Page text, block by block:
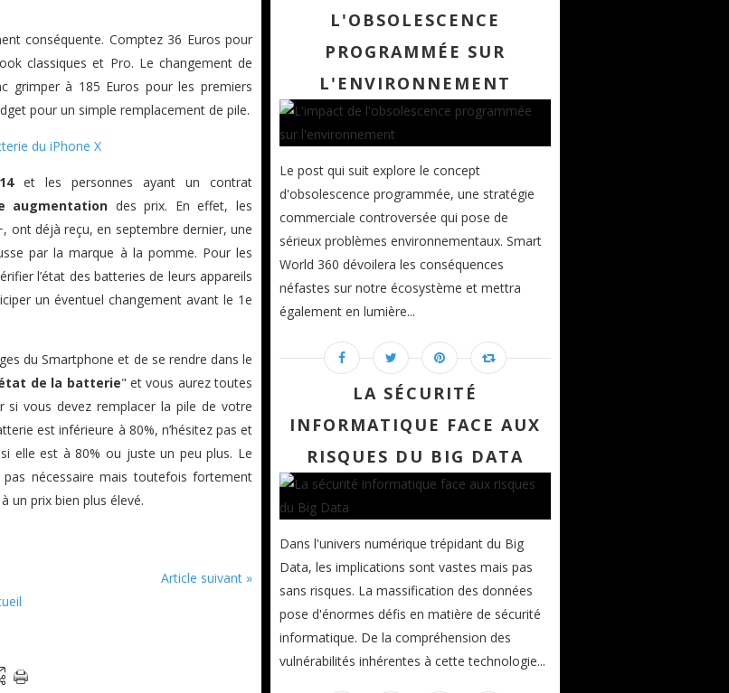
conséquente. Comptez 36 Euros pour
classiques et Pro. Le changement de
grimper à 185 Euros pour les premiers
pour un simple remplacement de pile.
du iPhone X
et les personnes ayant un contrat
augmentation des prix. En effet, les
ont déjà reçu, en septembre dernier, une
par la marque à la pomme. Pour les
l’état des batteries de leurs appareils
un éventuel changement avant le 1e
du Smartphone et de se rendre dans le
de la batterie" et vous aurez toutes
vous devez remplacer la pile de votre
est inférieure à 80%, n’hésitez pas et
elle est à 80% ou juste un peu plus. Le
pas nécessaire mais toutefois fortement
un prix bien plus élevé.
Article suivant »
L'OBSOLESCENCE
PROGRAMMÉE SUR
L'ENVIRONNEMENT
Le post qui suit explore le concept
d'obsolescence programmée, une stratégie
commerciale controversée qui pose de
sérieux problèmes environnementaux. Smart
World 360 dévoilera les conséquences
néfastes sur notre écosystème et mettra
également en lumière...
LA SÉCURITÉ
INFORMATIQUE FACE AUX
RISQUES DU BIG DATA
Dans l'univers numérique trépidant du Big
Data, les implications sont vastes mais pas
sans risques. La massification des données
pose d'énormes défis en matière de sécurité
informatique. De la compréhension des
vulnérabilités inhérentes à cette technologie...